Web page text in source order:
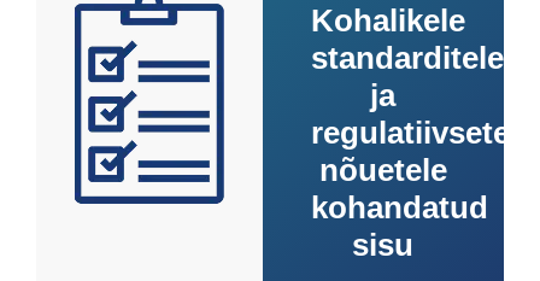
Kohalikele
standarditele
ja
regulatiivsetele
nõuetele
kohandatud
sisu